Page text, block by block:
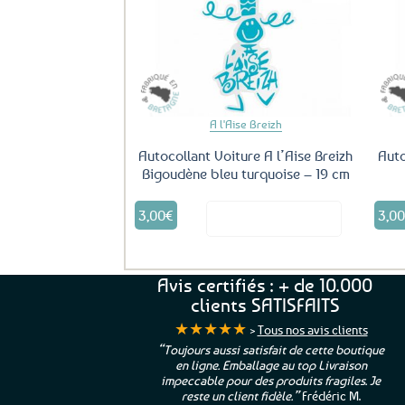
A l'Aise Breizh
Autocollant Voiture A l’Aise Breizh
Bigoudène bleu turquoise – 19 cm
3,00€ 3,00
Avis certifiés : + de 10.000
clients SATISFAITS
★★★★★ >Tous nos avis clients
“Toujours aussi satisfait de cette boutique
en ligne. Emballage au top Livraison
impeccable pour des produits fragiles. Je
reste un client fidèle.”Frédéric M.